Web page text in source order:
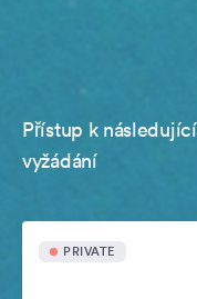
Přístup k
vyžádání
PRIVATE